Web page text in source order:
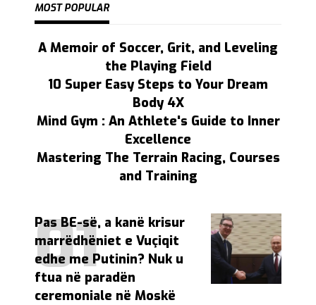
MOST POPULAR
A Memoir of Soccer, Grit, and Leveling
the Playing Field
10 Super Easy Steps to Your Dream
Body 4X
Mind Gym : An Athlete's Guide to Inner
Excellence
Mastering The Terrain Racing, Courses
and Training
Pas BE-së, a kanë krisur
marrëdhëniet e Vuçiqit
edhe me Putinin? Nuk u
ftua në paradën
ceremoniale në Moskë